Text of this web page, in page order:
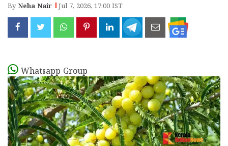
ByNeha Nair Jul 7, 2026, 17:00 IST
Whatsapp Group